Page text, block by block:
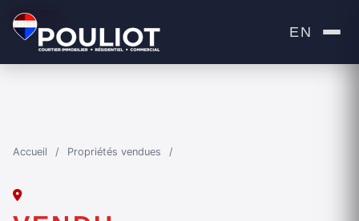
EN
Accueil / Propriétés vendues /
VENDU